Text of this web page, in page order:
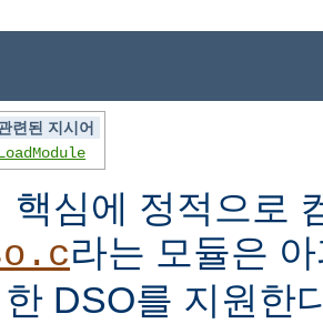
련된 지시어
핵심에 정적으로
라는 모듈은
DSO를 지원한